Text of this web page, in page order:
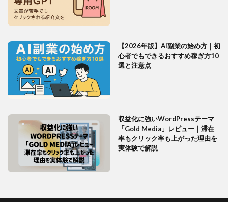
【2026年版】AI副業の始め方｜初
心者でもできるおすすめ稼ぎ方10
選と注意点
収益化に強いWordPressテーマ
「Gold Media」レビュー｜滞在
率もクリック率も上がった理由を
実体験で解説